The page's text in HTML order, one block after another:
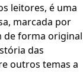
leitores, é uma
marcada por
de forma original
das
outros temas a